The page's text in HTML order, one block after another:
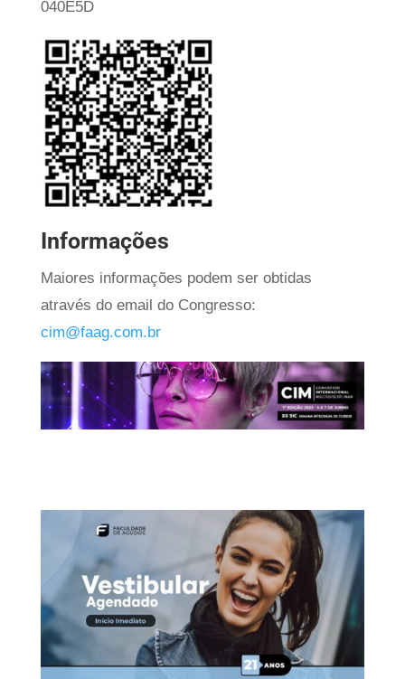
040E5D
Informações
Maiores informações podem ser obtidas
através do email do Congresso:
cim@faag.com.br